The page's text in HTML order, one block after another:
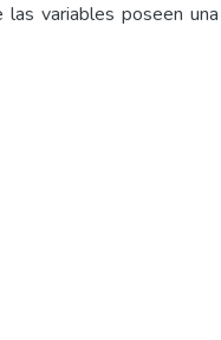
variables poseen una